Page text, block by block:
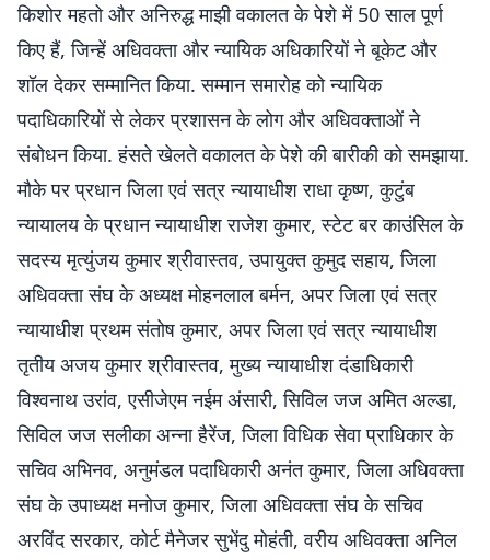
किशोर महतो और अनिरुद्ध माझी वकालत के पेशे में 50 साल पूर्ण
किए हैं, जिन्हें अधिवक्ता और न्यायिक अधिकारियों ने बूकेट और
शॉल देकर सम्मानित किया. सम्मान समारोह को न्यायिक
पदाधिकारियों से लेकर प्रशासन के लोग और अधिवक्ताओं ने
संबोधन किया. हंसते खेलते वकालत के पेशे की बारीकी को समझाया.
मौके पर प्रधान जिला एवं सत्र न्यायाधीश राधा कृष्ण, कुटुंब
न्यायालय के प्रधान न्यायाधीश राजेश कुमार, स्टेट बर काउंसिल के
सदस्य मृत्युंजय कुमार श्रीवास्तव, उपायुक्त कुमुद सहाय, जिला
अधिवक्ता संघ के अध्यक्ष मोहनलाल बर्मन, अपर जिला एवं सत्र
न्यायाधीश प्रथम संतोष कुमार, अपर जिला एवं सत्र न्यायाधीश
तृतीय अजय कुमार श्रीवास्तव, मुख्य न्यायाधीश दंडाधिकारी
विश्वनाथ उरांव, एसीजेएम नईम अंसारी, सिविल जज अमित अल्डा,
सिविल जज सलीका अन्ना हैरेंज, जिला विधिक सेवा प्राधिकार के
सचिव अभिनव, अनुमंडल पदाधिकारी अनंत कुमार, जिला अधिवक्ता
संघ के उपाध्यक्ष मनोज कुमार, जिला अधिवक्ता संघ के सचिव
अरविंद सरकार, कोर्ट मैनेजर सुभेंदु मोहंती, वरीय अधिवक्ता अनिल